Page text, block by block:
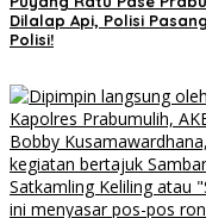
Dilalap Api, Polisi
Polisi!